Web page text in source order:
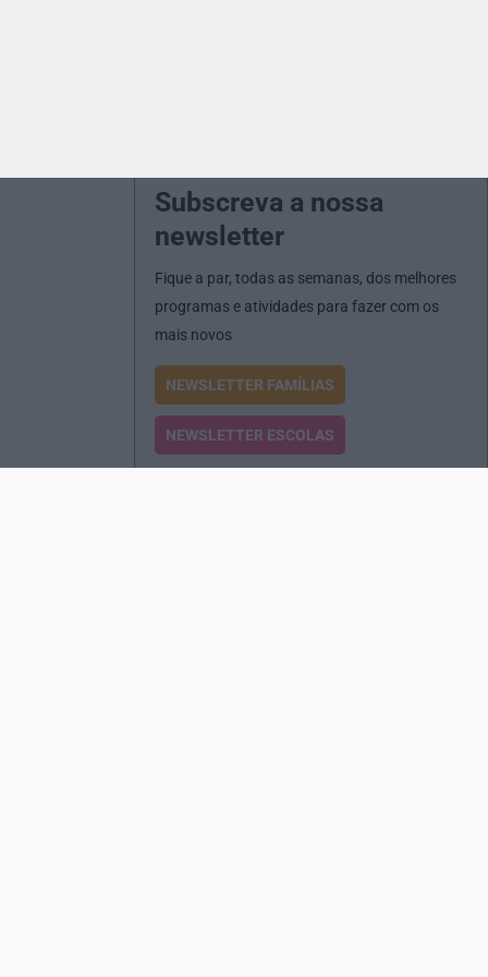
Subscreva a nossa
newsletter
Fique a par, todas as semanas, dos melhores
programas e atividades para fazer com os
mais novos
NEWSLETTER FAMÍLIAS
NEWSLETTER ESCOLAS